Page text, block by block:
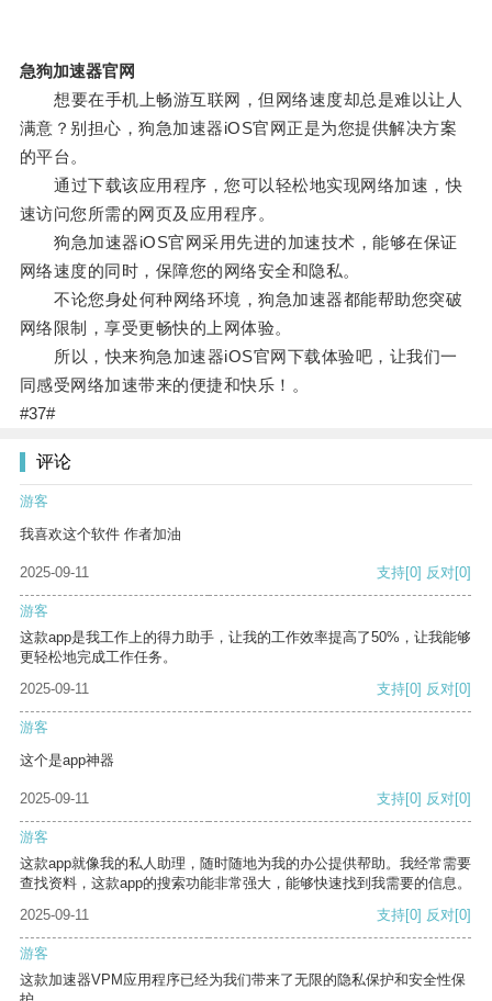
急狗加速器官网
想要在手机上畅游互联网，但网络速度却总是难以让人
满意？别担心，狗急加速器iOS官网正是为您提供解决方案
的平台。
通过下载该应用程序，您可以轻松地实现网络加速，快
速访问您所需的网页及应用程序。
狗急加速器iOS官网采用先进的加速技术，能够在保证
网络速度的同时，保障您的网络安全和隐私。
不论您身处何种网络环境，狗急加速器都能帮助您突破
网络限制，享受更畅快的上网体验。
所以，快来狗急加速器iOS官网下载体验吧，让我们一
同感受网络加速带来的便捷和快乐！。
#37#
评论
游客
我喜欢这个软件 作者加油
2025-09-11 支持[0] 反对[0]
游客
这款app是我工作上的得力助手，让我的工作效率提高了50%，让我能够
更轻松地完成工作任务。
2025-09-11
支持[0] 反对[0]
游客
这个是app神器
2025-09-11 支持[0] 反对[0]
游客
这款app就像我的私人助理，随时随地为我的办公提供帮助。我经常需要
查找资料，这款app的搜索功能非常强大，能够快速找到我需要的信息。
2025-09-11
支持[0] 反对[0]
游客
这款加速器VPM应用程序已经为我们带来了无限的隐私保护和安全性保